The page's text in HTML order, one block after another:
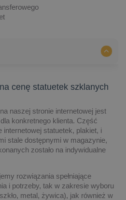
cenę statuetek szklanych
naszej stronie internetowej jest
konkretnego klienta. Część
statuetek, plakiet, i
stale dostępnymi w magazynie,
zostało na indywidualne
rozwiązania spełniające
i potrzeby, tak w zakresie wyboru
metal, żywica), jak również w